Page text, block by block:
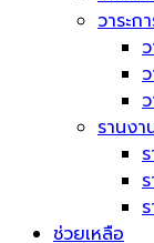
วาระก
รานงา
ช่วยเหลือ